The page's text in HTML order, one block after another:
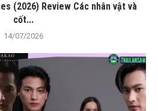
(2026) Review Các nhân vật và
cốt...
14/07/2026